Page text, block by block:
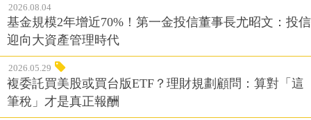
2026.08.04
基金規模2年增近70%！第一金投信董事長尤昭文：投信
迎向大資產管理時代
2026.05.29
複委託買美股或買台版ETF？理財規劃顧問：算對「這
筆稅」才是真正報酬